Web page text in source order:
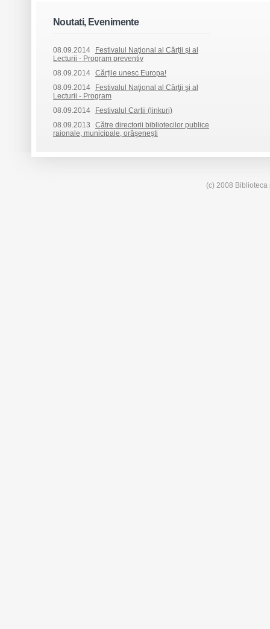
Noutati, Evenimente
08.09.2014
Festivalul Naţional al Cărţii şi al
Lecturii - Program preventiv
08.09.2014 Cărțile unesc Europa!
08.09.2014
Festivalul Naţional al Cărţii şi al
Lecturii - Program
08.09.2014
Festivalul Cartii (linkuri)
08.09.2013
Către directorii bibliotecilor publice
raionale, municipale, orășenești
(c) 2008 Biblioteca